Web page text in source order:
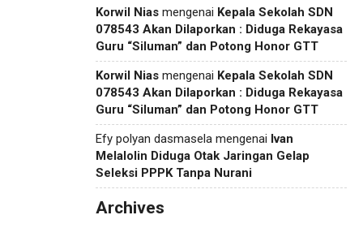
Korwil Nias mengenai Kepala Sekolah SDN
078543 Akan Dilaporkan : Diduga Rekayasa
Guru “Siluman” dan Potong Honor GTT
Korwil Nias mengenai Kepala Sekolah SDN
078543 Akan Dilaporkan : Diduga Rekayasa
Guru “Siluman” dan Potong Honor GTT
Efy polyan dasmasela mengenai Ivan
Melalolin Diduga Otak Jaringan Gelap
Seleksi PPPK Tanpa Nurani
Archives